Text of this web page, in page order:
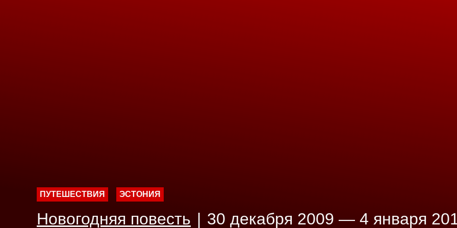
ПУТЕШЕСТВИЯ ЭСТОНИЯ
Новогодняя повесть | 30 декабря 2009 — 4 января